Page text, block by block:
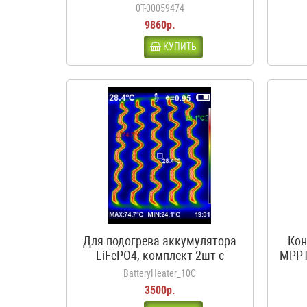
входа, 1 выход, с
предохранителями
0Т-00059474
9860р.
КУПИТЬ
Для подогрева аккумулятора
LiFePO4, комплект 2шт с
термостатом, 12В, 50Вт, 3.5А,
10С
BatteryHeater_10C
3500р.